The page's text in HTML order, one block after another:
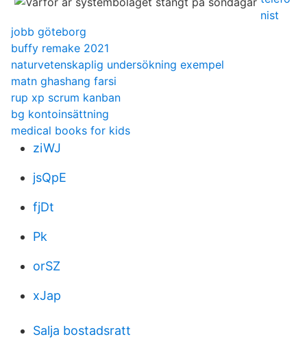
nist
jobb göteborg
buffy remake 2021
naturvetenskaplig undersökning exempel
matn ghashang farsi
rup xp scrum kanban
bg kontoinsättning
medical books for kids
ziWJ
jsQpE
fjDt
Pk
orSZ
xJap
Salja bostadsratt